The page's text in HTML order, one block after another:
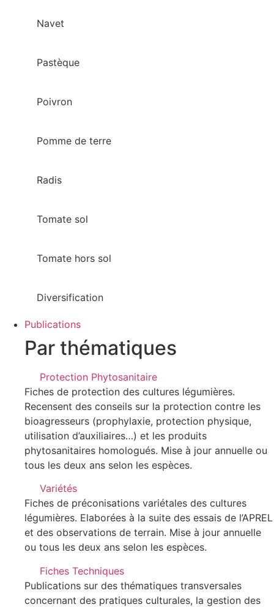
Navet
Pastèque
Poivron
Pomme de terre
Radis
Tomate sol
Tomate hors sol
Diversification
Publications
Par thématiques
Protection Phytosanitaire
Fiches de protection des cultures légumières.
Recensent des conseils sur la protection contre les
bioagresseurs (prophylaxie, protection physique,
utilisation d’auxiliaires…) et les produits
phytosanitaires homologués. Mise à jour annuelle ou
tous les deux ans selon les espèces.
Variétés
Fiches de préconisations variétales des cultures
légumières. Elaborées à la suite des essais de l’APREL
et des observations de terrain. Mise à jour annuelle
ou tous les deux ans selon les espèces.
Fiches Techniques
Publications sur des thématiques transversales
concernant des pratiques culturales, la gestion des